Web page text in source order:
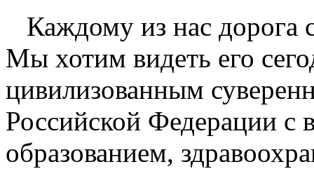
Каждому из нас дорога
Мы хотим видеть его
цивилизованным
Российской Федерации с
образованием,